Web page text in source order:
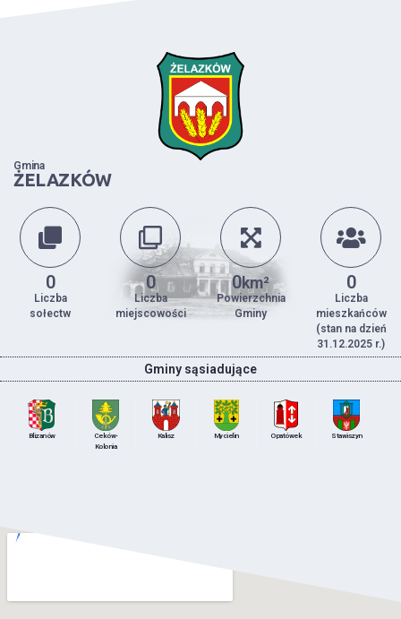
Gmina
ŻELAZKÓW
0
Liczba
sołectw
0
Liczba
miejscowości
0km²
Powierzchnia
Gminy
0
Liczba
mieszkańców
(stan na dzień
31.12.2025 r.)
Gminy sąsiadujące
Blizanów
Ceków-
Kolonia
Kalisz Mycielin Opatówek Stawiszyn